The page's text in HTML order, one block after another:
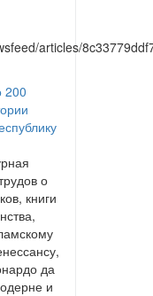
200
о
книги
да
и